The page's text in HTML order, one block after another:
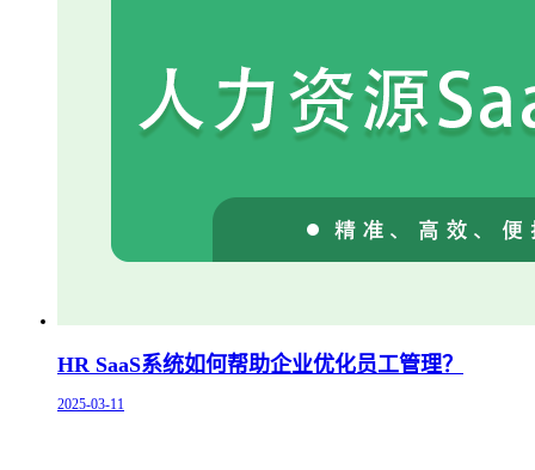
HR SaaS系统如何帮助企业优化员工管理？
2025-03-11